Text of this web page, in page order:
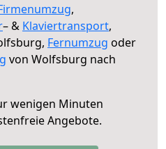
,
– & Klaviertransport,
Fernumzug oder
von Wolfsburg nach
wenigen Minuten
Angebote.